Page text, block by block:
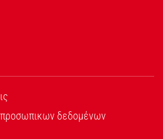
προσωπικων δεδομένων